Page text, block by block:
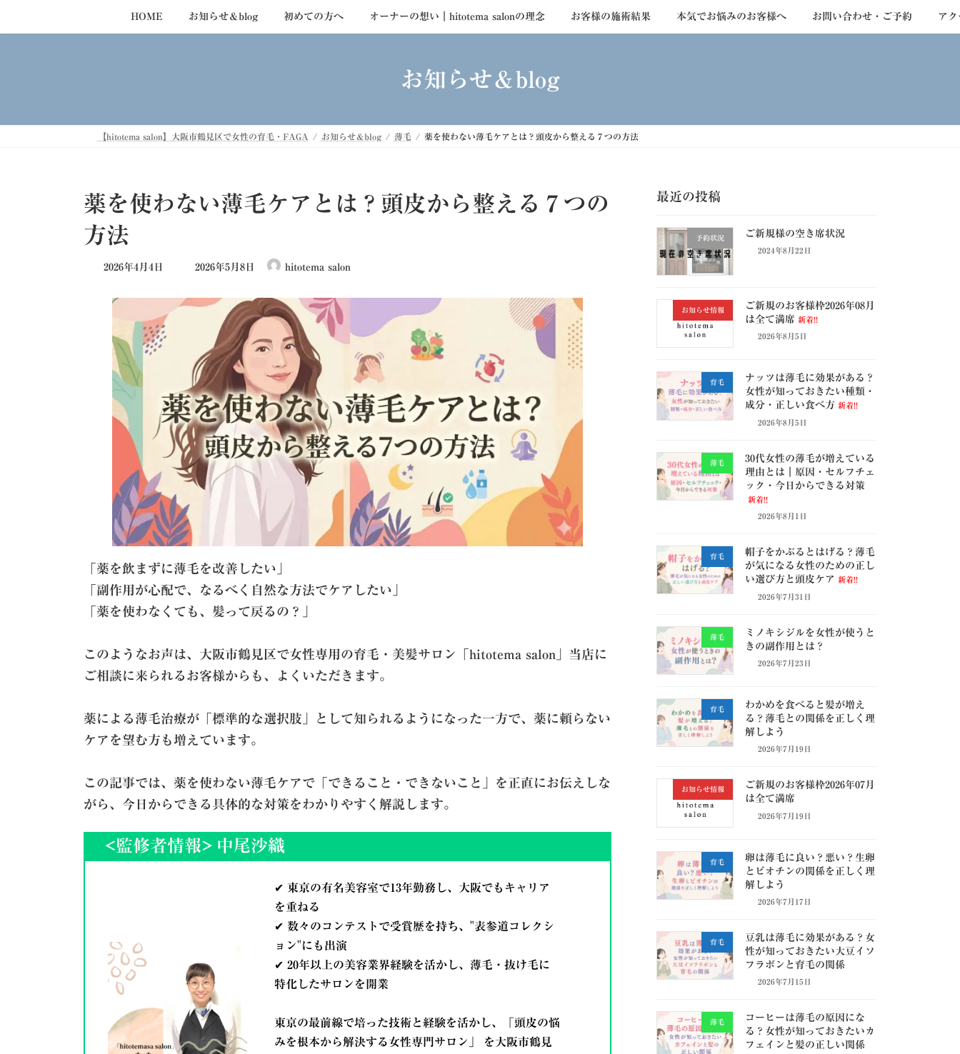
キ
に
HOME お知らせ＆blog 初めての方へ オーナーの想い｜hitotema salonの理念 お客様の施術結果 本気でお悩みのお客様へ お問い合わせ・ご予約 ア
お知らせ＆blog
【hitotema salon】大阪市鶴見区で女性の育毛・FAGA お知らせ＆blog 薄毛 薬を使わない薄毛ケアとは？頭皮から整える７つの方法
薬を使わない薄毛ケアとは？頭皮から整える７つの
方法
2026年4月4日
最
新
2026年5月8日 hitotema salon
「薬を飲まずに薄毛を改善したい」
「副作用が心配で、なるべく自然な方法でケアしたい」
「薬を使わなくても、髪って戻るの？」
このようなお声は、大阪市鶴見区で女性専用の育毛・美髪サロン「hitotema salon」当店に
ご相談に来られるお客様からも、よくいただきます。
薬による薄毛治療が「標準的な選択肢」として知られるようになった一方で、薬に頼らない
ケアを望む方も増えています。
この記事では、薬を使わない薄毛ケアで「できること・できないこと」を正直にお伝えしな
がら、今日からできる具体的な対策をわかりやすく解説します。
<監修者情報> 中尾沙織
✔ 東京の有名美容室で13年勤務し、大阪でもキャリア
を重ねる
✔ 数々のコンテストで受賞歴を持ち、"表参道コレクシ
ョン"にも出演
✔ 20年以上の美容業界経験を活かし、薄毛・抜け毛に
特化したサロンを開業
東京の最前線で培った技術と経験を活かし、
「頭皮の悩
みを根本から解決する女性専門サロン」
を大阪市鶴見
最近の投稿
予約状況 ご新規様の空き席状況
2024年8月22日
お知らせ情報
ご新規のお客様枠2026年08月
は全て満席 新着!!
2026年8月5日
育毛
ナッツは薄毛に効果がある？
女性が知っておきたい種類・
成分・正しい食べ方 新着!!
2026年8月5日
薄毛
30代女性の薄毛が増えている
理由とは｜原因・セルフチェ
ック・今日からできる対策
新着!!
2026年8月1日
育毛
帽子をかぶるとはげる？薄毛
が気になる女性のための正し
い選び方と頭皮ケア 新着!!
2026年7月31日
薄毛
ミノキシジルを女性が使うと
きの副作用とは？
2026年7月23日
育毛
わかめを食べると髪が増え
る？薄毛との関係を正しく理
解しよう
2026年7月19日
お知らせ情報
ご新規のお客様枠2026年07月
は全て満席
2026年7月19日
育毛
卵は薄毛に良い？悪い？生卵
とビオチンの関係を正しく理
解しよう
2026年7月17日
育毛
豆乳は薄毛に効果がある？女
性が知っておきたい大豆イソ
フラボンと育毛の関係
2026年7月15日
薄毛
コーヒーは薄毛の原因にな
る？女性が知っておきたいカ
フェインと髪の正しい関係